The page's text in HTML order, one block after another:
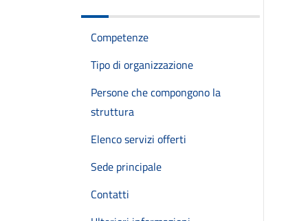
Competenze
Tipo di organizzazione
Persone che compongono la
struttura
Elenco servizi offerti
Sede principale
Contatti